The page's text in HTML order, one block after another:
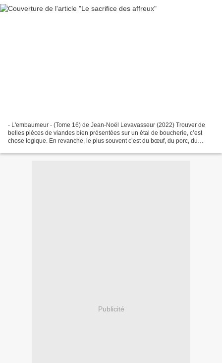
- L'embaumeur - (Tome 16) de Jean-Noël Levavasseur (2022) Trouver de
belles pièces de viandes bien présentées sur un étal de boucherie, c’est
chose logique. En revanche, le plus souvent c’est du bœuf, du porc, du
Publicité